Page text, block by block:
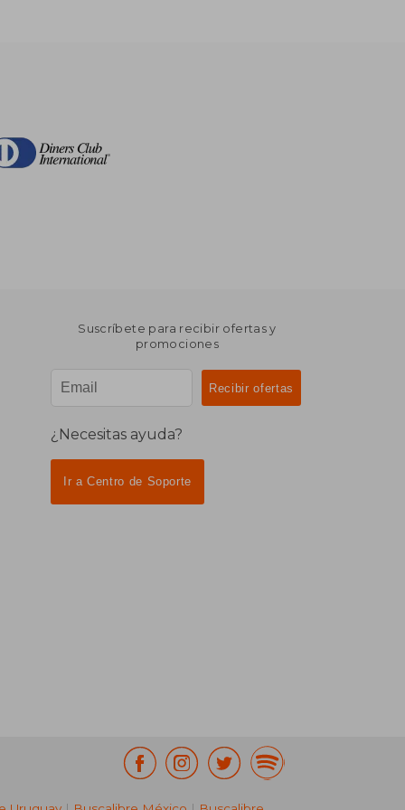
Suscríbete para recibir ofertas y
promociones
¿Necesitas ayuda?
Ir a Centro de Soporte